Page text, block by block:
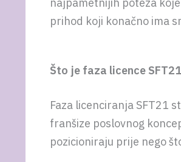
najpametnijih poteza
prihod koji konačno ima
Što je faza licence
Faza licenciranja SFT21
franšize poslovnog
pozicioniraju prije nego